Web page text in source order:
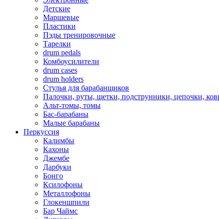
Детские
Маршевые
Пластики
Пэды тренировочные
Тарелки
drum pedals
Комбоусилители
drum cases
drum holders
Стулья для барабанщиков
Палочки, руты, щетки, подструнники, цепочки,
Альт-томы, томы
Бас-барабаны
Малые барабаны
Перкуссия
Калимбы
Кахоны
Джембе
Дарбуки
Бонго
Ксилофоны
Металлофоны
Глокеншпили
Бар Чаймс